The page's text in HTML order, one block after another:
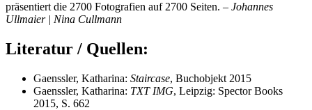
präsentiert die 2700 Fotografien auf 2700 Seiten. – Johannes
Ullmaier | Nina Cullmann
Literatur / Quellen:
Gaenssler, Katharina: Staircase, Buchobjekt 2015
Gaenssler, Katharina: TXT IMG, Leipzig: Spector Books
2015, S. 662